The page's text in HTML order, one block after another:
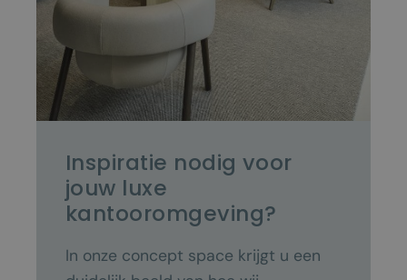
Inspiratie nodig voor
jouw luxe
kantooromgeving?
In onze concept space krijgt u een